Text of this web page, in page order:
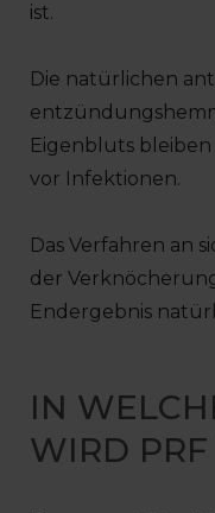
ist.
Die natürlichen
Eigenbluts
vor Infektionen.
Das Verfahren an
der
Endergebnis
IN
WIRD